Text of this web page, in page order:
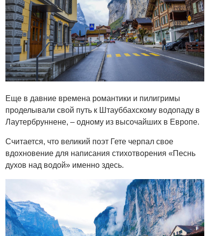
Еще в давние времена романтики и пилигримы
проделывали свой путь к Штауббахскому водопаду в
Лаутербруннене, – одному из высочайших в Европе.
Считается, что великий поэт Гете черпал свое
вдохновение для написания стихотворения «Песнь
духов над водой» именно здесь.